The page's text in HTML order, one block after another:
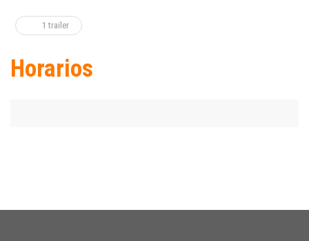
1 trailer
Horarios